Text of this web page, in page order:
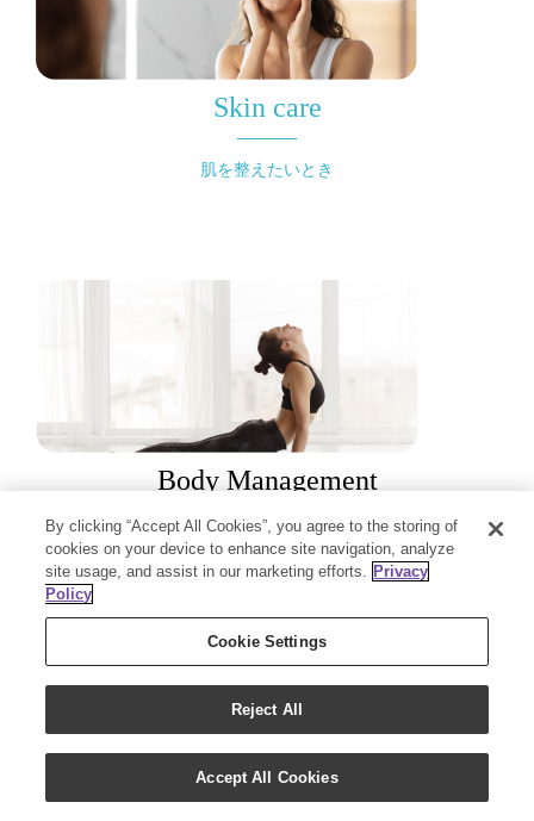
Skin care
肌を整えたいとき
Body Management
ボディマネージメント
| 0 Comments
By clicking “Accept All Cookies”, you agree to the storing of
cookies on your device to enhance site navigation, analyze
site usage, and assist in our marketing efforts. Privacy
Policy
Cookie Settings
Reject All
Accept All Cookies